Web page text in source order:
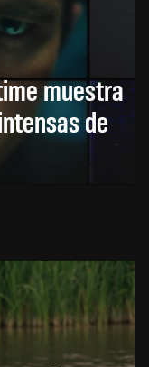
muestra
de